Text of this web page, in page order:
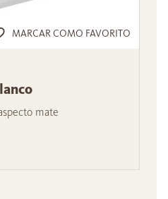
MARCAR COMO FAVORITO
mate